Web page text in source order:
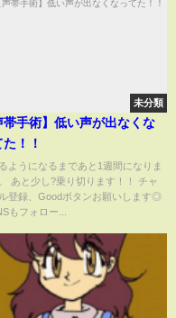
未分類
帯手術】低い声が出なくな
た！！
ようになるまであと1週間になりま
あと少し?乗り切ります！！ チャ
登録、Goodボタンお願いします◎
もフォロー...